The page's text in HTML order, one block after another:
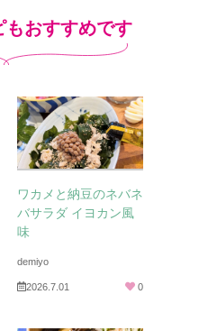
もおすすめです
ワカメと納豆のネバネ
バサラダ イヨカン風
味
demiyo
2026.7.01 0